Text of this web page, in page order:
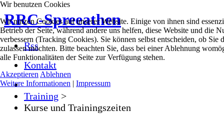
RRC-Spreeathen
Rss
Kontakt
Training >
Kurse und Trainingszeiten
Wir benutzen Cookies
Wir nutzen Cookies auf unserer Website. Einige von ihnen sind
Betrieb der Seite, während andere uns helfen, diese Website und die
verbessern (Tracking Cookies). Sie können selbst entscheiden, ob Sie
zulassen möchten. Bitte beachten Sie, dass bei einer Ablehnung
alle Funktionalitäten der Seite zur Verfügung stehen.
Akzeptieren Ablehnen
Weitere Informationen | Impressum